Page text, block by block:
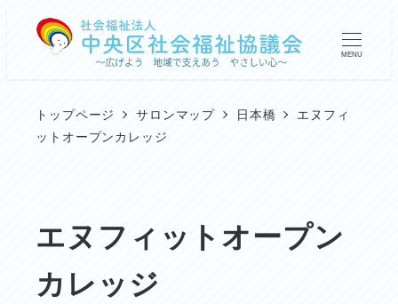
MENU
トップページ サロンマップ 日本橋
エヌフィ
ットオープンカレッジ
エヌフィットオープン
カレッジ